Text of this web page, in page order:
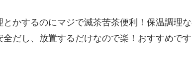
かするのにマジで滅茶苦茶便利！保温調理
だし、放置するだけなので楽！おすすめです